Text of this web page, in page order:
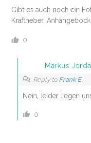
Gibt es auch noch ein
Kraftheber,
0
Markus
Reply to Frank E.
Nein, leider liegen
0